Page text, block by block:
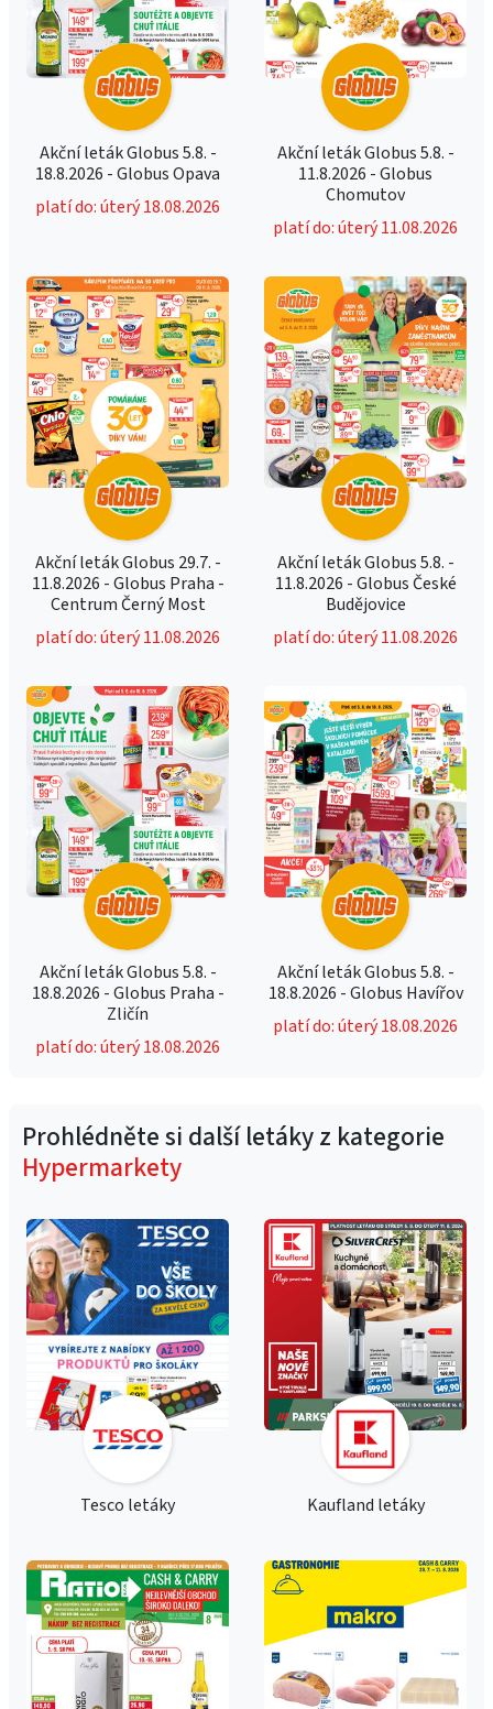
Akční leták Globus 5.8. -
18.8.2026 - Globus Opava
platí do: úterý 18.08.2026
Akční leták Globus 5.8. -
11.8.2026 - Globus
Chomutov
platí do: úterý 11.08.2026
Akční leták Globus 29.7. -
11.8.2026 - Globus Praha -
Centrum Černý Most
platí do: úterý 11.08.2026
Akční leták Globus 5.8. -
11.8.2026 - Globus České
Budějovice
platí do: úterý 11.08.2026
Akční leták Globus 5.8. -
18.8.2026 - Globus Praha -
Zličín
platí do: úterý 18.08.2026
Akční leták Globus 5.8. -
18.8.2026 - Globus Havířov
platí do: úterý 18.08.2026
Prohlédněte si další letáky z kategorie
Hypermarkety
Tesco letáky Kaufland letáky